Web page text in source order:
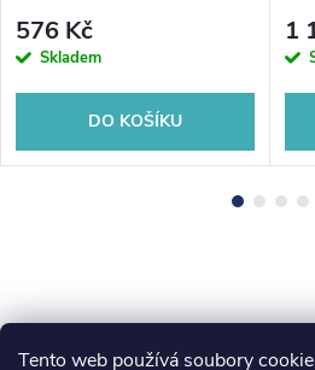
Tento web používá soubory
576 Kč
Skladem
DO KOŠÍKU
1